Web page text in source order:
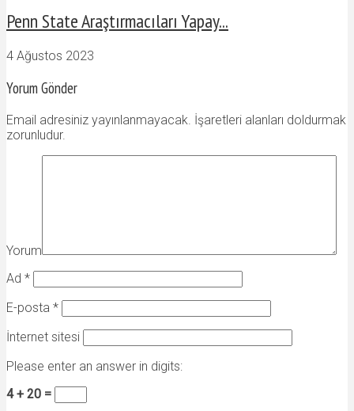
Penn State Araştırmacıları Yapay...
4 Ağustos 2023
Yorum Gönder
Email adresiniz yayınlanmayacak. İşaretleri alanları doldurmak
zorunludur.
Yorum
Ad *
E-posta *
İnternet sitesi
Please enter an answer in digits:
4 + 20 =